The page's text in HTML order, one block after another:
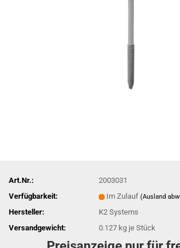
Art.Nr.:
2003031
Verfügbarkeit:
Im Zulauf (Ausland
Hersteller:
K2 Systems
Versandgewicht:
0.127 kg je Stück